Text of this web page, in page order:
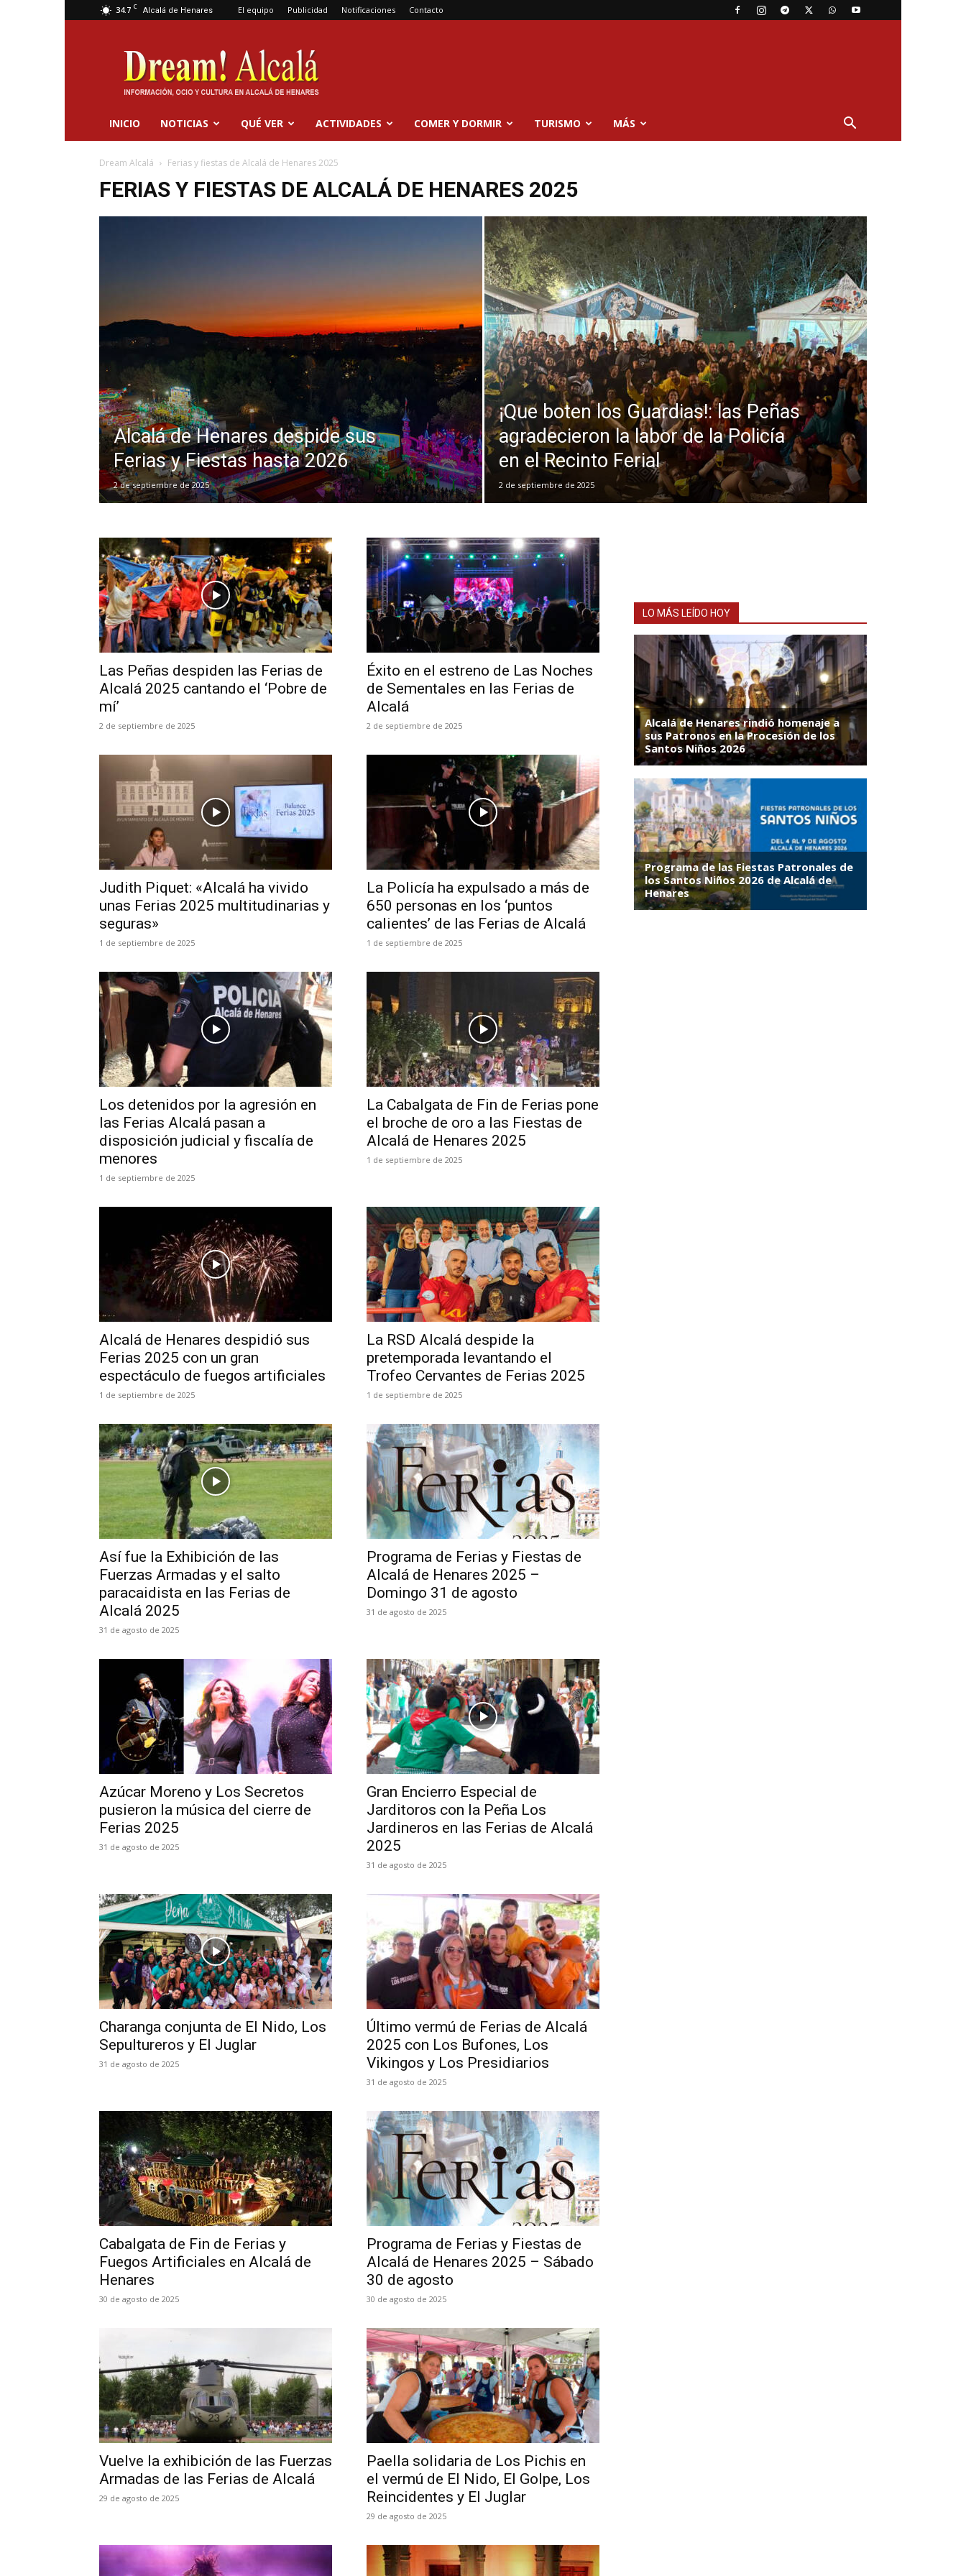
34.7 C Alcalá de Henares El equipo Publicidad Notificaciones Contacto
Dream
Alcalá
INICIO NOTICIAS QUÉ VER ACTIVIDADES COMER Y DORMIR TURISMO MÁS
Dream Alcalá Ferias y fiestas de Alcalá de Henares 2025
FERIAS Y FIESTAS DE ALCALÁ DE HENARES 2025
Alcalá de Henares despide sus
Ferias y Fiestas hasta 2026
2 de septiembre de 2025
¡Que boten los Guardias!: las Peñas
agradecieron la labor de la Policía
en el Recinto Ferial
2 de septiembre de 2025
Las Peñas despiden las Ferias de
Alcalá 2025 cantando el ‘Pobre de
mí’
2 de septiembre de 2025
Éxito en el estreno de Las Noches
de Sementales en las Ferias de
Alcalá
2 de septiembre de 2025
Judith Piquet: «Alcalá ha vivido
unas Ferias 2025 multitudinarias y
seguras»
1 de septiembre de 2025
La Policía ha expulsado a más de
650 personas en los ‘puntos
calientes’ de las Ferias de Alcalá
1 de septiembre de 2025
Los detenidos por la agresión en
las Ferias Alcalá pasan a
disposición judicial y fiscalía de
menores
1 de septiembre de 2025
La Cabalgata de Fin de Ferias pone
el broche de oro a las Fiestas de
Alcalá de Henares 2025
1 de septiembre de 2025
Alcalá de Henares despidió sus
Ferias 2025 con un gran
espectáculo de fuegos artificiales
1 de septiembre de 2025
La RSD Alcalá despide la
pretemporada levantando el
Trofeo Cervantes de Ferias 2025
1 de septiembre de 2025
Así fue la Exhibición de las
Fuerzas Armadas y el salto
paracaidista en las Ferias de
Alcalá 2025
31 de agosto de 2025
Programa de Ferias y Fiestas de
Alcalá de Henares 2025 –
Domingo 31 de agosto
31 de agosto de 2025
Azúcar Moreno y Los Secretos
pusieron la música del cierre de
Ferias 2025
31 de agosto de 2025
Gran Encierro Especial de
Jarditoros con la Peña Los
Jardineros en las Ferias de Alcalá
2025
31 de agosto de 2025
Charanga conjunta de El Nido, Los
Sepultureros y El Juglar
31 de agosto de 2025
Último vermú de Ferias de Alcalá
2025 con Los Bufones, Los
Vikingos y Los Presidiarios
31 de agosto de 2025
Cabalgata de Fin de Ferias y
Fuegos Artificiales en Alcalá de
Henares
30 de agosto de 2025
Programa de Ferias y Fiestas de
Alcalá de Henares 2025 – Sábado
30 de agosto
30 de agosto de 2025
Vuelve la exhibición de las Fuerzas
Armadas de las Ferias de Alcalá
29 de agosto de 2025
Paella solidaria de Los Pichis en
el vermú de El Nido, El Golpe, Los
Reincidentes y El Juglar
29 de agosto de 2025
LO MÁS LEÍDO HOY